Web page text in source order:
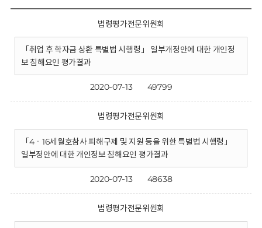
법령평가전문위원회
「취업 후 학자금 상환 특별법 시행령」 일부개정안에 대한 개인정
보 침해요인 평가결과
2020-07-13 49799
법령평가전문위원회
「4ㆍ16세월호참사 피해구제 및 지원 등을 위한 특별법 시행령」
일부정안에 대한 개인정보 침해요인 평가결과
2020-07-13 48638
법령평가전문위원회